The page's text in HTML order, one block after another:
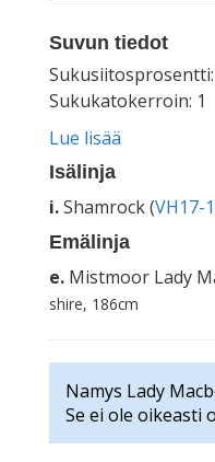
Suvun tiedot
Sukusiitosprosentti:
Sukukatokerroin: 1
Lue lisää
Isälinja
i.Shamrock (VH17-
Emälinja
e. Mistmoor Lady
shire, 186cm
Namys Lady
Se ei ole oikeasti